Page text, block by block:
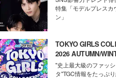
特集「モデルプレスカ
ン」
TOKYO GIRLS
2026 AUTUMN/
デルプレス
"史上最大級のファッ
タ"TGC情報をたっぷ